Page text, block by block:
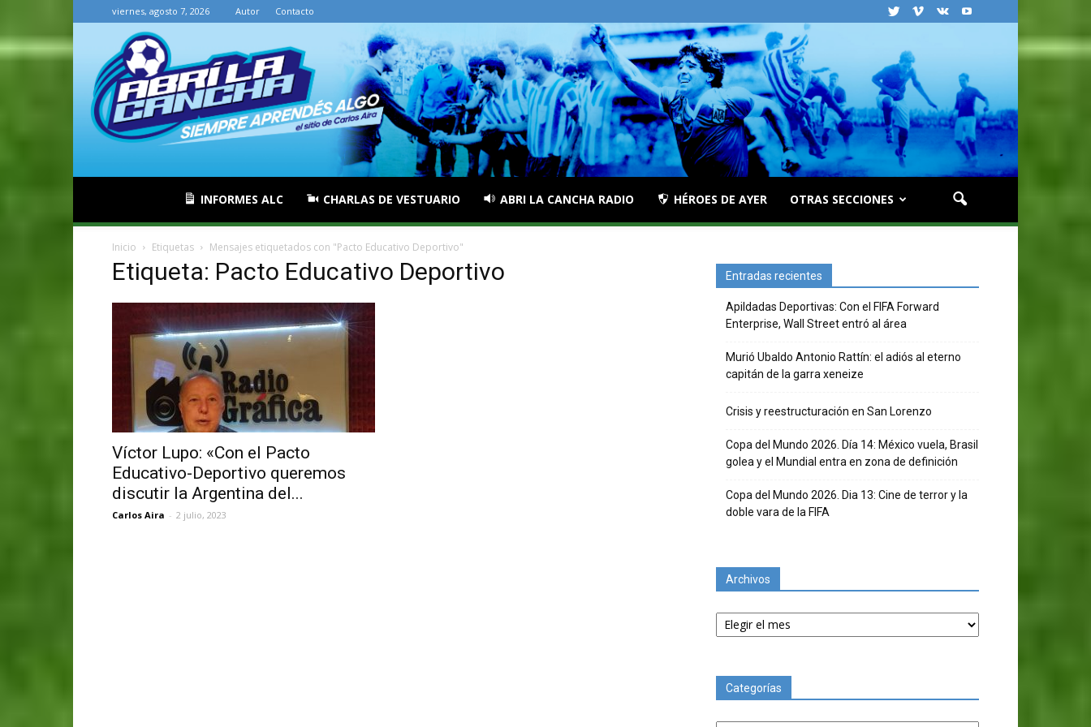
viernes, agosto 7, 2026 Autor Contacto
INFORMES ALC CHARLAS DE VESTUARIO ABRI LA CANCHA RADIO HÉROES DE AYER OTRAS SECCIONES
Inicio Etiquetas Mensajes etiquetados con "Pacto Educativo Deportivo"
Etiqueta: Pacto Educativo Deportivo
Víctor Lupo: «Con el Pacto
Educativo-Deportivo queremos
discutir la Argentina del...
Carlos Aira - 2 julio, 2023
Entradas recientes
Apildadas Deportivas: Con el FIFA Forward
Enterprise, Wall Street entró al área
Murió Ubaldo Antonio Rattín: el adiós al eterno
capitán de la garra xeneize
Crisis y reestructuración en San Lorenzo
Copa del Mundo 2026. Día 14: México vuela, Brasil
golea y el Mundial entra en zona de definición
Copa del Mundo 2026. Dia 13: Cine de terror y la
doble vara de la FIFA
Archivos
Archivos
Categorías
Categorías